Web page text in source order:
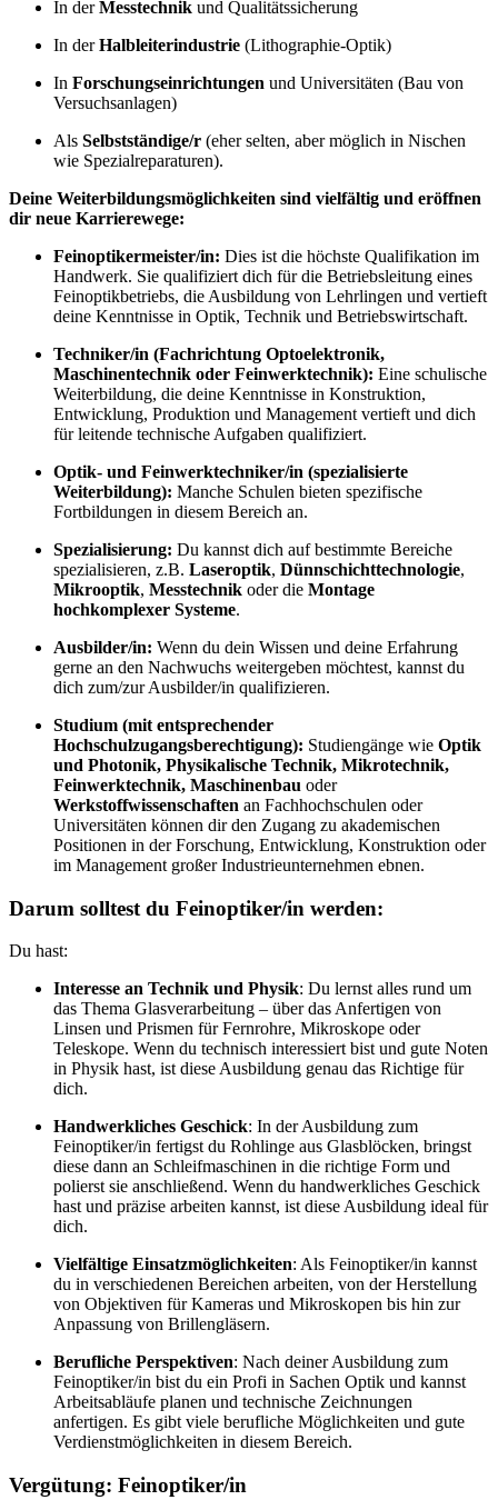
In derMesstechnik und Qualitätssicherung
In derHalbleiterindustrie (Lithographie-Optik)
In Forschungseinrichtungen und Universitäten (Bau von
Versuchsanlagen)
Als Selbstständige/r (eher selten, aber möglich in Nischen
wie Spezialreparaturen).
Deine Weiterbildungsmöglichkeiten sind vielfältig und eröffnen
dir neue Karrierewege:
Feinoptikermeister/in: Dies ist die höchste Qualifikation im
Handwerk. Sie qualifiziert dich für die Betriebsleitung eines
Feinoptikbetriebs, die Ausbildung von Lehrlingen und vertieft
deine Kenntnisse in Optik, Technik und Betriebswirtschaft.
Techniker/in (Fachrichtung Optoelektronik,
Maschinentechnik oder Feinwerktechnik): Eine schulische
Weiterbildung, die deine Kenntnisse in Konstruktion,
Entwicklung, Produktion und Management vertieft und dich
für leitende technische Aufgaben qualifiziert.
Optik- und Feinwerktechniker/in (spezialisierte
Weiterbildung): Manche Schulen bieten spezifische
Fortbildungen in diesem Bereich an.
Spezialisierung: Du kannst dich auf bestimmte Bereiche
spezialisieren, z.B. Laseroptik, Dünnschichttechnologie,
Mikrooptik, Messtechnik oder die Montage
hochkomplexer Systeme.
Ausbilder/in: Wenn du dein Wissen und deine Erfahrung
gerne an den Nachwuchs weitergeben möchtest, kannst du
dich zum/zur Ausbilder/in qualifizieren.
Studium (mit entsprechender
Hochschulzugangsberechtigung): Studiengänge wie Optik
und Photonik, Physikalische Technik, Mikrotechnik,
Feinwerktechnik, Maschinenbau oder
Werkstoffwissenschaften an Fachhochschulen oder
Universitäten können dir den Zugang zu akademischen
Positionen in der Forschung, Entwicklung, Konstruktion oder
im Management großer Industrieunternehmen ebnen.
Darum solltest du Feinoptiker/in werden:
Du hast:
Interesse an Technik und Physik: Du lernst alles rund um
das Thema Glasverarbeitung – über das Anfertigen von
Linsen und Prismen für Fernrohre, Mikroskope oder
Teleskope. Wenn du technisch interessiert bist und gute Noten
in Physik hast, ist diese Ausbildung genau das Richtige für
dich.
Handwerkliches Geschick: In der Ausbildung zum
Feinoptiker/in fertigst du Rohlinge aus Glasblöcken, bringst
diese dann an Schleifmaschinen in die richtige Form und
polierst sie anschließend. Wenn du handwerkliches Geschick
hast und präzise arbeiten kannst, ist diese Ausbildung ideal für
dich.
Vielfältige Einsatzmöglichkeiten: Als Feinoptiker/in kannst
du in verschiedenen Bereichen arbeiten, von der Herstellung
von Objektiven für Kameras und Mikroskopen bis hin zur
Anpassung von Brillengläsern.
Berufliche Perspektiven: Nach deiner Ausbildung zum
Feinoptiker/in bist du ein Profi in Sachen Optik und kannst
Arbeitsabläufe planen und technische Zeichnungen
anfertigen. Es gibt viele berufliche Möglichkeiten und gute
Verdienstmöglichkeiten in diesem Bereich.
Vergütung: Feinoptiker/in